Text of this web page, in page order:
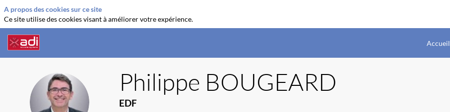
Accueil
PB
Philippe BOUGEARD
EDF
A propos des cookies sur ce site
Ce site utilise des cookies visant à améliorer votre expérience.